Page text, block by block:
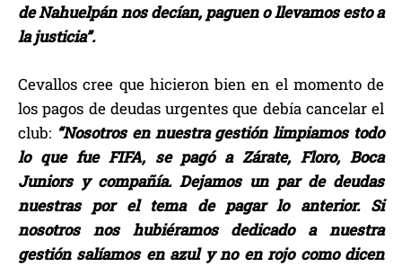
de Nahuelpán nos decían, paguen o llevamos esto a
la justicia”.
Cevallos cree que hicieron bien en el momento de
los pagos de deudas urgentes que debía cancelar el
club: “Nosotros en nuestra gestión limpiamos todo
lo que fue FIFA, se pagó a Zárate, Floro, Boca
Juniors y compañía. Dejamos un par de deudas
nuestras por el tema de pagar lo anterior. Si
nosotros nos hubiéramos dedicado a nuestra
gestión salíamos en azul y no en rojo como dicen